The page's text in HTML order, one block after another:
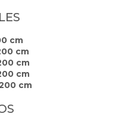
cm
cm
cm
cm
cm